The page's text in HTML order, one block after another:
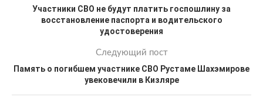
Участники СВО не будут платить госпошлину за
восстановление паспорта и водительского
удостоверения
Следующий пост
Память о погибшем участнике СВО Рустаме Шахэмирове
увековечили в Кизляре